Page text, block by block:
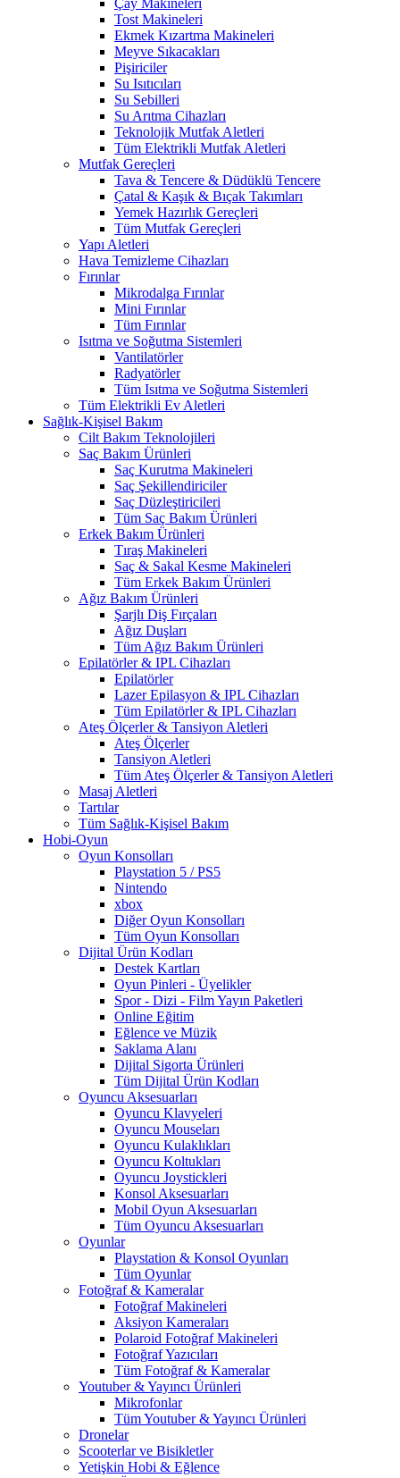
Çay Makineleri
Tost Makineleri
Ekmek Kızartma Makineleri
Meyve Sıkacakları
Pişiriciler
Su Isıtıcıları
Su Sebilleri
Su Arıtma Cihazları
Teknolojik Mutfak Aletleri
Tüm Elektrikli Mutfak Aletleri
Mutfak Gereçleri
Tava & Tencere & Düdüklü Tencere
Çatal & Kaşık & Bıçak Takımları
Yemek Hazırlık Gereçleri
Tüm Mutfak Gereçleri
Yapı Aletleri
Hava Temizleme Cihazları
Fırınlar
Mikrodalga Fırınlar
Mini Fırınlar
Tüm Fırınlar
Isıtma ve Soğutma Sistemleri
Vantilatörler
Radyatörler
Tüm Isıtma ve Soğutma Sistemleri
Tüm Elektrikli Ev Aletleri
Sağlık-Kişisel Bakım
Cilt Bakım Teknolojileri
Saç Bakım Ürünleri
Saç Kurutma Makineleri
Saç Şekillendiriciler
Saç Düzleştiricileri
Tüm Saç Bakım Ürünleri
Erkek Bakım Ürünleri
Tıraş Makineleri
Saç & Sakal Kesme Makineleri
Tüm Erkek Bakım Ürünleri
Ağız Bakım Ürünleri
Şarjlı Diş Fırçaları
Ağız Duşları
Tüm Ağız Bakım Ürünleri
Epilatörler & IPL Cihazları
Epilatörler
Lazer Epilasyon & IPL Cihazları
Tüm Epilatörler & IPL Cihazları
Ateş Ölçerler & Tansiyon Aletleri
Ateş Ölçerler
Tansiyon Aletleri
Tüm Ateş Ölçerler & Tansiyon Aletleri
Masaj Aletleri
Tartılar
Tüm Sağlık-Kişisel Bakım
Hobi-Oyun
Oyun Konsolları
Playstation 5 / PS5
Nintendo
xbox
Diğer Oyun Konsolları
Tüm Oyun Konsolları
Dijital Ürün Kodları
Destek Kartları
Oyun Pinleri - Üyelikler
Spor - Dizi - Film Yayın Paketleri
Online Eğitim
Eğlence ve Müzik
Saklama Alanı
Dijital Sigorta Ürünleri
Tüm Dijital Ürün Kodları
Oyuncu Aksesuarları
Oyuncu Klavyeleri
Oyuncu Mouseları
Oyuncu Kulaklıkları
Oyuncu Koltukları
Oyuncu Joystickleri
Konsol Aksesuarları
Mobil Oyun Aksesuarları
Tüm Oyuncu Aksesuarları
Oyunlar
Playstation & Konsol Oyunları
Tüm Oyunlar
Fotoğraf & Kameralar
Fotoğraf Makineleri
Aksiyon Kameraları
Polaroid Fotoğraf Makineleri
Fotoğraf Yazıcıları
Tüm Fotoğraf & Kameralar
Youtuber & Yayıncı Ürünleri
Mikrofonlar
Tüm Youtuber & Yayıncı Ürünleri
Dronelar
Scooterlar ve Bisikletler
Yetişkin Hobi & Eğlence